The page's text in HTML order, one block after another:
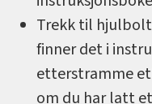
Trekk til
finner det i
etterstramme
om du har latt